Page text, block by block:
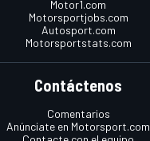
Motor1.com
Motorsportjobs.com
Autosport.com
Motorsportstats.com
Contáctenos
Comentarios
Anúnciate en Motorsport.com